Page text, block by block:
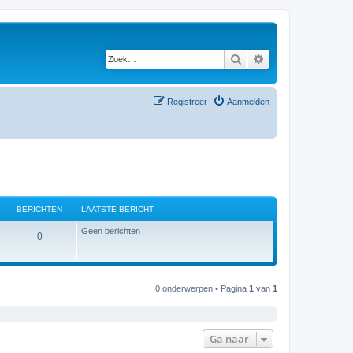
Zoek
Aanmelden
Registreer
BERICHTEN LAATSTE BERICHT
0B
Geen berichten
0 onderwerpen • Pagina 1 van 1
Ga naar